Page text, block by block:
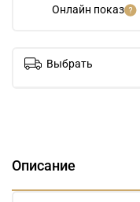
Онлайн показ
Выбрать
Описание